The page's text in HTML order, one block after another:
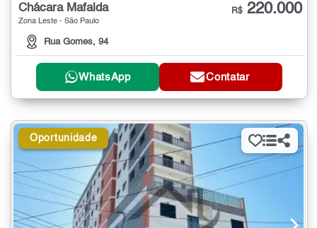
Chácara Mafalda
Zona Leste - São Paulo
Rua Gomes, 94
R$ 220.000
WhatsApp Contatar
Oportunidade